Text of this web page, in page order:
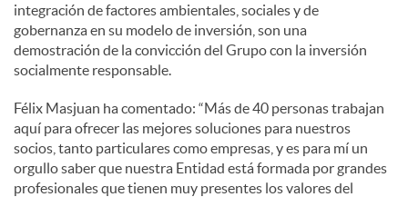
integración de factores ambientales, sociales y de
gobernanza en su modelo de inversión, son una
demostración de la convicción del Grupo con la inversión
socialmente responsable.
Félix Masjuan ha comentado: “Más de 40 personas trabajan
aquí para ofrecer las mejores soluciones para nuestros
socios, tanto particulares como empresas, y es para mí un
orgullo saber que nuestra Entidad está formada por grandes
profesionales que tienen muy presentes los valores del